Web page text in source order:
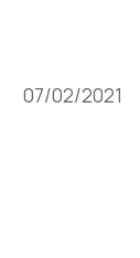
07/02/2021